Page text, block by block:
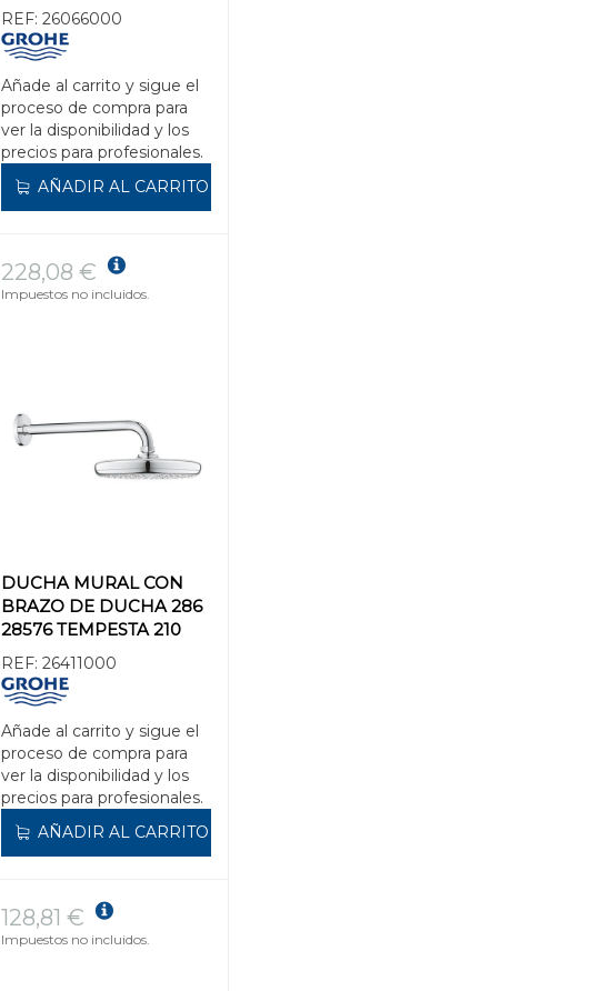
REF:26066000
Añade al carrito y sigue el
proceso de compra para
ver la disponibilidad y los
precios para profesionales.
AÑADIR AL CARRITO
DUCHA MURAL CON
BRAZO DE DUCHA 286
28576 TEMPESTA 210
REF:26411000
Añade al carrito y sigue el
proceso de compra para
ver la disponibilidad y los
precios para profesionales.
228,08 €
Impuestos no incluidos.
AÑADIR AL CARRITO
128,81 €
Impuestos no incluidos.